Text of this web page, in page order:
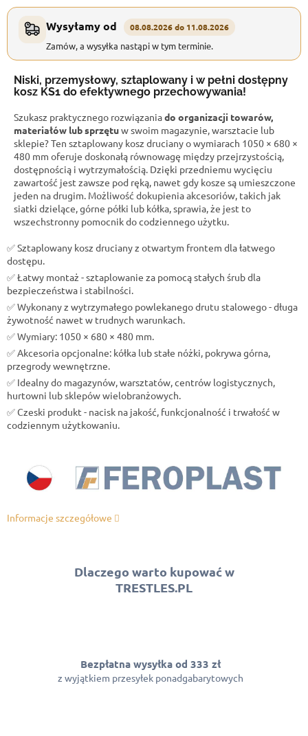
Wysyłamy od 08.08.2026 do 11.08.2026
Zamów, a wysyłka nastąpi w tym terminie.
Niski, przemysłowy, sztaplowany i w pełni dostępny
kosz KS1 do efektywnego przechowywania!
Szukasz praktycznego rozwiązaniado organizacji towarów,
materiałów lub sprzętuw swoim magazynie, warsztacie lub
sklepie? Ten sztaplowany kosz drucianyo wymiarach 1050 × 680 ×
480 mm oferuje doskonałą równowagę między przejrzystością,
dostępnością i wytrzymałością. Dzięki przedniemu wycięciu
zawartość jest zawsze pod ręką, nawet gdy kosze są umieszczone
jeden na drugim. Możliwość dokupienia akcesoriów, takich jak
siatki dzielące, górne półki lub kółka, sprawia, że jest to
wszechstronny pomocnik do codziennego użytku.
✅ Sztaplowany kosz druciany z otwartym frontem dla łatwego
dostępu.
✅ Łatwy montaż - sztaplowanie za pomocą stałych śrub dla
bezpieczeństwa i stabilności.
✅ Wykonany z wytrzymałego powlekanego drutu stalowego - długa
żywotność nawet w trudnych warunkach.
✅ Wymiary: 1050 × 680 × 480 mm.
✅ Akcesoria opcjonalne: kółka lub stałe nóżki, pokrywa górna,
przegrody wewnętrzne.
✅ Idealny do magazynów, warsztatów, centrów logistycznych,
hurtowni lub sklepów wielobranżowych.
✅ Czeski produkt - nacisk na jakość, funkcjonalność i trwałość w
codziennym użytkowaniu.
Informacje szczegółowe
Dlaczego warto kupować w
TRESTLES.PL
Bezpłatna wysyłka od 333 zł
z wyjątkiem przesyłek ponadgabarytowych